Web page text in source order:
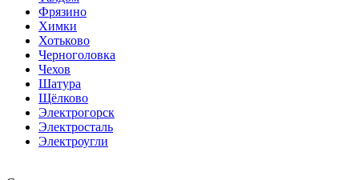
Фрязино
Химки
Хотьково
Черноголовка
Чехов
Шатура
Щёлково
Электрогорск
Электросталь
Электроугли